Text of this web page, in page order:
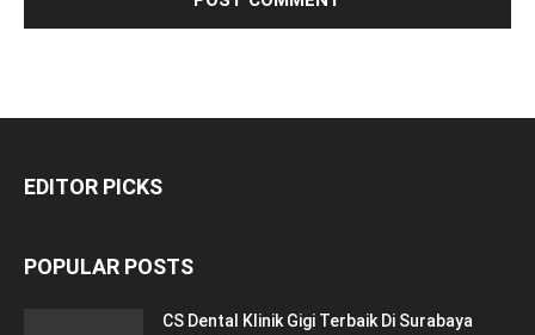
EDITOR PICKS
POPULAR POSTS
CS Dental Klinik Gigi Terbaik Di Surabaya